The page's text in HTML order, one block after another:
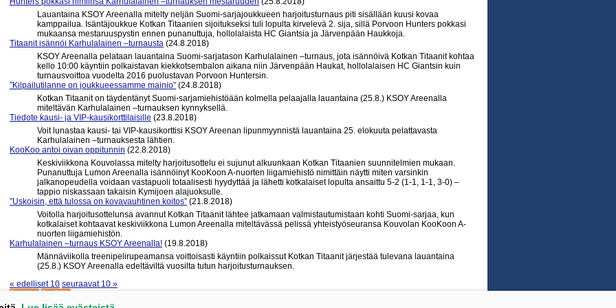
Lauantaina KSOY Areenalla mitelty neljän Suomi-sarjajoukkueen harjoitusturnaus piti sisällään kuusi kovaa
kamppailua. Isäntäjoukkue Kotkan Titaanien sijoitukseksi tuli lopulta kirvelevä 2. sija, sillä Porvoon Hunters pokkasi
mukaansa mestaruuspystin ennen punanuttuja, hollolalaista HC Giantsia ja Järvenpään Haukkoja.
Titaanit isännöi Karhulalainen –turnausta (24.8.2018)
KSOY Areenalla pelataan lauantaina Suomi-sarjatason Karhulalainen –turnaus, jota isännöivä Kotkan Titaanit kohtaa
kello 10:00 käyntiin polkaistavan kiekkotsembalon aikana niin Järvenpään Haukat, hollolalaisen HC Giantsin kuin
turnausvoittoa vuodelta 2016 puolustavan Porvoon Huntersin.
”Kilpailutilanne on joukkueessamme mainio” (24.8.2018)
Kotkan Titaanit on täydentänyt Suomi-sarjamiehistöään kolmella pelaajalla lauantaina (25.8.) KSOY Areenalla
miteltävän Karhulalainen –turnauksen kynnyksellä.
Tiedote kausi- ja VIP-kausikorttilaisille (23.8.2018)
Voit lunastaa kausi- tai VIP-kausikorttisi KSOY Areenan lipunmyynnistä lauantaina 25. elokuuta pelattavasta
Karhulalainen –turnauksesta lähtien.
KooKoo antoi oivan oppitunnin (22.8.2018)
Keskiviikkona Kouvolassa mitelty harjoitusottelu ei sujunut alkuunkaan Kotkan Titaanien suunnitelmien mukaan.
Punanuttuja Lumon Areenalla isännöinyt KooKoon A-nuorten liigamiehistö nimittäin näytti miten varsinkin
jalkanopeudella voidaan vastapuoli totaalisesti hyydyttää ja lähetti kotkalaiset lopulta ansaittu 5-2 (1-1, 1-1, 3-0) –
tappio niskassaan takaisin Kymijoen alajuoksulle.
”Uskoisin, että tulossa on kovavauhtinen koitos” (21.8.2018)
Voitolla harjoitusottelunsa avannut Kotkan Titaanit lähtee jatkamaan valmistautumistaan kohti Suomi-sarjaa, kun
kotkalaiset kohtaavat keskiviikkona Lumon Areenalla miteltävässä pelissä yhteistyöseuransa Kouvolan KooKoon A-
nuorten liigamiehistön.
Karhulalainen –turnaus KSOY Areenalla! (19.8.2018)
Männäviikolla treenipelirupeamansa voittoisasti käyntiin polkaissut Kotkan Titaanit järjestää tulevana lauantaina
(25.8.) KSOY Areenalla edeltäviltä vuosilta tutun harjoitusturnauksen.
« edelliset 10 seuraavat 10 »